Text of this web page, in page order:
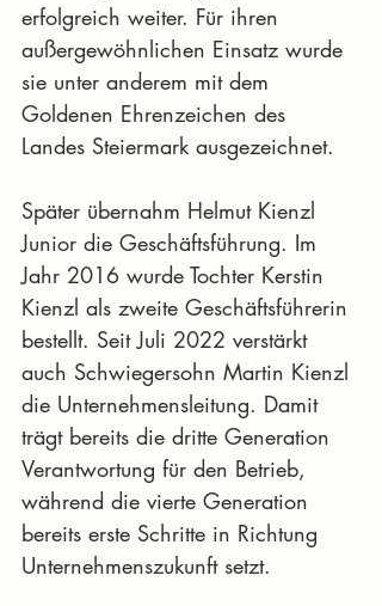
erfolgreich weiter. Für ihren
außergewöhnlichen Einsatz wurde
sie unter anderem mit dem
Goldenen Ehrenzeichen des
Landes Steiermark ausgezeichnet.
Später übernahm Helmut Kienzl
Junior die Geschäftsführung. Im
Jahr 2016 wurde Tochter Kerstin
Kienzl als zweite Geschäftsführerin
bestellt. Seit Juli 2022 verstärkt
auch Schwiegersohn Martin Kienzl
die Unternehmensleitung. Damit
trägt bereits die dritte Generation
Verantwortung für den Betrieb,
während die vierte Generation
bereits erste Schritte in Richtung
Unternehmenszukunft setzt.